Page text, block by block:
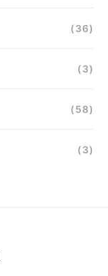
(36)
(3)
(58)
(3)